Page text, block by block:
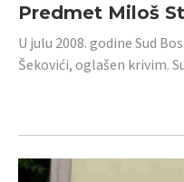
Predmet Miloš
U julu 2008. godine Sud
Šekovići, oglašen krivim.